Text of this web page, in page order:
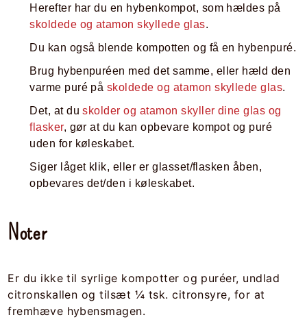
Herefter har du en hybenkompot, som hældes på
skoldede og atamon skyllede glas.
Du kan også blende kompotten og få en hybenpuré.
Brug hybenpuréen med det samme, eller hæld den
varme puré på skoldede og atamon skyllede glas.
Det, at duskolder og atamon skyller dine glas og
flasker, gør at du kan opbevare kompot og puré
uden for køleskabet.
Siger låget klik, eller er glasset/flasken åben,
opbevares det/den i køleskabet.
Noter
Er du ikke til syrlige kompotter og puréer, undlad
citronskallen og tilsæt ¼ tsk. citronsyre, for at
fremhæve hybensmagen.